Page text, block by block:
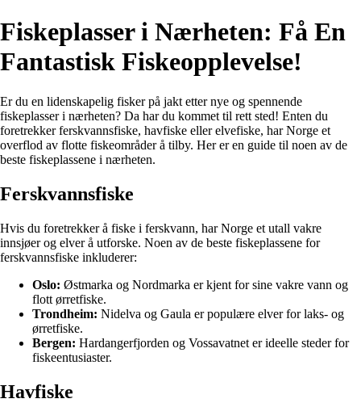
Fiskeplasser i Nærheten: Få En
Fantastisk Fiskeopplevelse!
Er du en lidenskapelig fisker på jakt etter nye og spennende
fiskeplasser i nærheten? Da har du kommet til rett sted! Enten du
foretrekker ferskvannsfiske, havfiske eller elvefiske, har Norge et
overflod av flotte fiskeområder å tilby. Her er en guide til noen av de
beste fiskeplassene i nærheten.
Ferskvannsfiske
Hvis du foretrekker å fiske i ferskvann, har Norge et utall vakre
innsjøer og elver å utforske. Noen av de beste fiskeplassene for
ferskvannsfiske inkluderer:
Oslo: Østmarka og Nordmarka er kjent for sine vakre vann og
flott ørretfiske.
Trondheim: Nidelva og Gaula er populære elver for laks- og
ørretfiske.
Bergen: Hardangerfjorden og Vossavatnet er ideelle steder for
fiskeentusiaster.
Havfiske